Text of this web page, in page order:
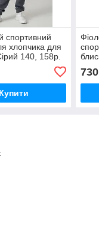
спортивний
хлопчика для
140, 158р.
Купити
730